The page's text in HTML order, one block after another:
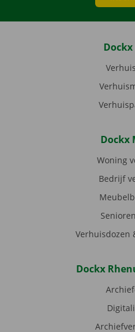
Dockx
Dockx
Woning
Bedrijf
Verhuisdozen
Dockx